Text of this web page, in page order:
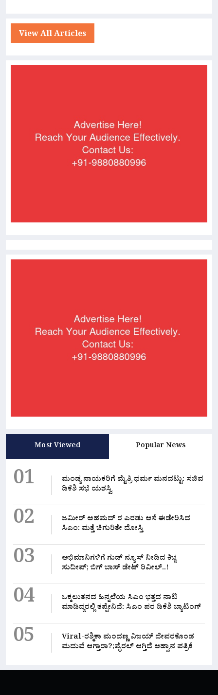
View All Articles
Most Viewed Popular News
01
ಮಂಡ್ಯ ನಾಯಕರಿಗೆ ಮೈತ್ರಿ ಧರ್ಮ ಮನದಟ್ಟು: ಸಚಿವ
ಡಿಕೆಶಿ ಸಭೆ ಯಶಸ್ವಿ
02
ಜಮೀರ್ ಅಹಮದ್ ರ ಎರಡು ಆಸೆ ಈಡೇರಿಸಿದ
ಸಿಎಂ: ಮತ್ತೆ ಚಿಗುರಿತೇ ದೋಸ್ತಿ
03
ಅಭಿಮಾನಿಗಳಿಗೆ ಗುಡ್ ನ್ಯೂಸ್ ನೀಡಿದ ಕಿಚ್ಚ
ಸುದೀಪ್; ಬಿಗ್ ಬಾಸ್ ಡೇಟ್ ರಿವೀಲ್..!
04
ಒಕ್ಕಲುತನದ ಹಿನ್ನಲೆಯ ಸಿಎಂ ಭತ್ತದ ನಾಟಿ
ಮಾಡಿದ್ದರಲ್ಲಿ‌ ತಪ್ಪೇನಿದೆ: ಸಿಎಂ ಪರ ಡಿಕೆಶಿ ಬ್ಯಾಟಿಂಗ್
05
Viral-ರಶ್ಮಿಕಾ ಮಂದಣ್ಣ ವಿಜಯ್ ದೇವರಕೊಂಡ
ಮದುವೆ ಆಗ್ತಾರಾ?;ವೈರಲ್ ಆಗ್ತಿದೆ ಆಹ್ವಾನ ಪತ್ರಿಕೆ